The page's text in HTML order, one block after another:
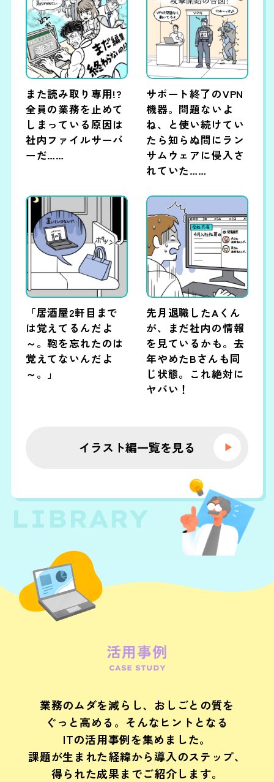
また読み取り専用!?
全員の業務を止めて
しまっている原因は
社内ファイルサーバ
ーだ……
サポート終了のVPN
機器。問題ないよ
ね、と使い続けてい
たら知らぬ間にラン
サムウェアに侵入さ
れていた……
「居酒屋2軒目まで
は覚えてるんだよ
～。鞄を忘れたのは
覚えてないんだよ
～。」
先月退職したAくん
が、まだ社内の情報
を見ているかも。去
年やめたBさんも同
じ状態。これ絶対に
ヤバい！
イラスト編一覧を見る
LIBRARY
活用事例
CASE STUDY
業務のムダを減らし、おしごとの質を
ぐっと高める。そんなヒントとなる
ITの活用事例を集めました。
課題が生まれた経緯から導入のステップ、
得られた成果までご紹介します。